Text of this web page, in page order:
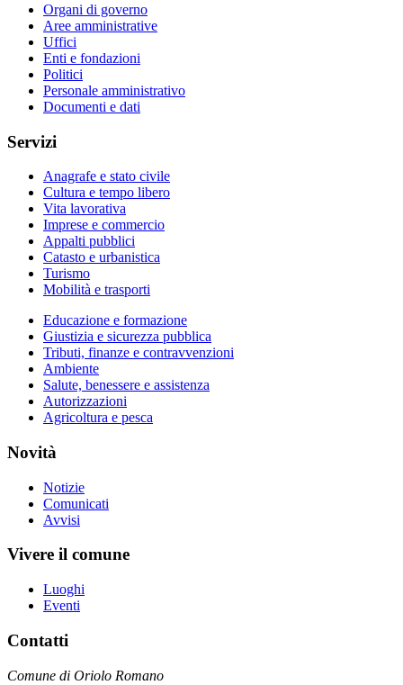
Organi di governo
Aree amministrative
Uffici
Enti e fondazioni
Politici
Personale amministrativo
Documenti e dati
Servizi
Anagrafe e stato civile
Cultura e tempo libero
Vita lavorativa
Imprese e commercio
Appalti pubblici
Catasto e urbanistica
Turismo
Mobilità e trasporti
Educazione e formazione
Giustizia e sicurezza pubblica
Tributi, finanze e contravvenzioni
Ambiente
Salute, benessere e assistenza
Autorizzazioni
Agricoltura e pesca
Novità
Notizie
Comunicati
Avvisi
Vivere il comune
Luoghi
Eventi
Contatti
Comune di Oriolo Romano